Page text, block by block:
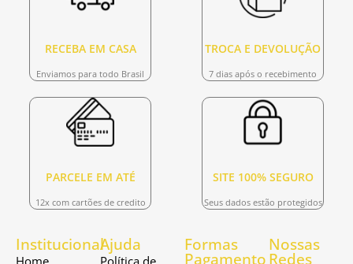
RECEBA EM CASA
Enviamos para todo Brasil
TROCA E DEVOLUÇÃO
7 dias após o recebimento
PARCELE EM ATÉ
12x com cartões de credito
SITE 100% SEGURO
Seus dados estão protegidos
Institucional
Home
Ajuda
Política de
Formas
Pagamento
Nossas
Redes